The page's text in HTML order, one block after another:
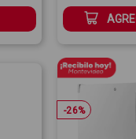
-26%